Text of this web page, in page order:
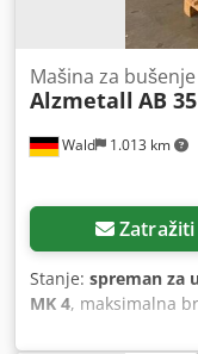
Wald 1.013 km
Mašina za
Alzmetall AB
Zatražiti
Stanje: spreman za
MK 4, maksimalna